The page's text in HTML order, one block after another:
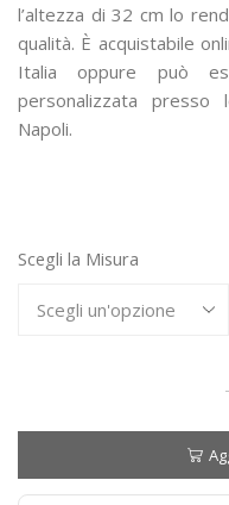
l’altezza di 32 cm lo
qualità. È acquistabile
Italia oppure può
personalizzata
Napoli.
Scegli la Misura